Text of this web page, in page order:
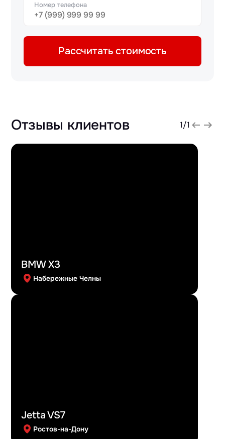
Номер телефона
Рассчитать стоимость
Отзывы клиентов 1/1
BMW X3
Набережные Челны
Jetta VS7
Ростов-на-Дону